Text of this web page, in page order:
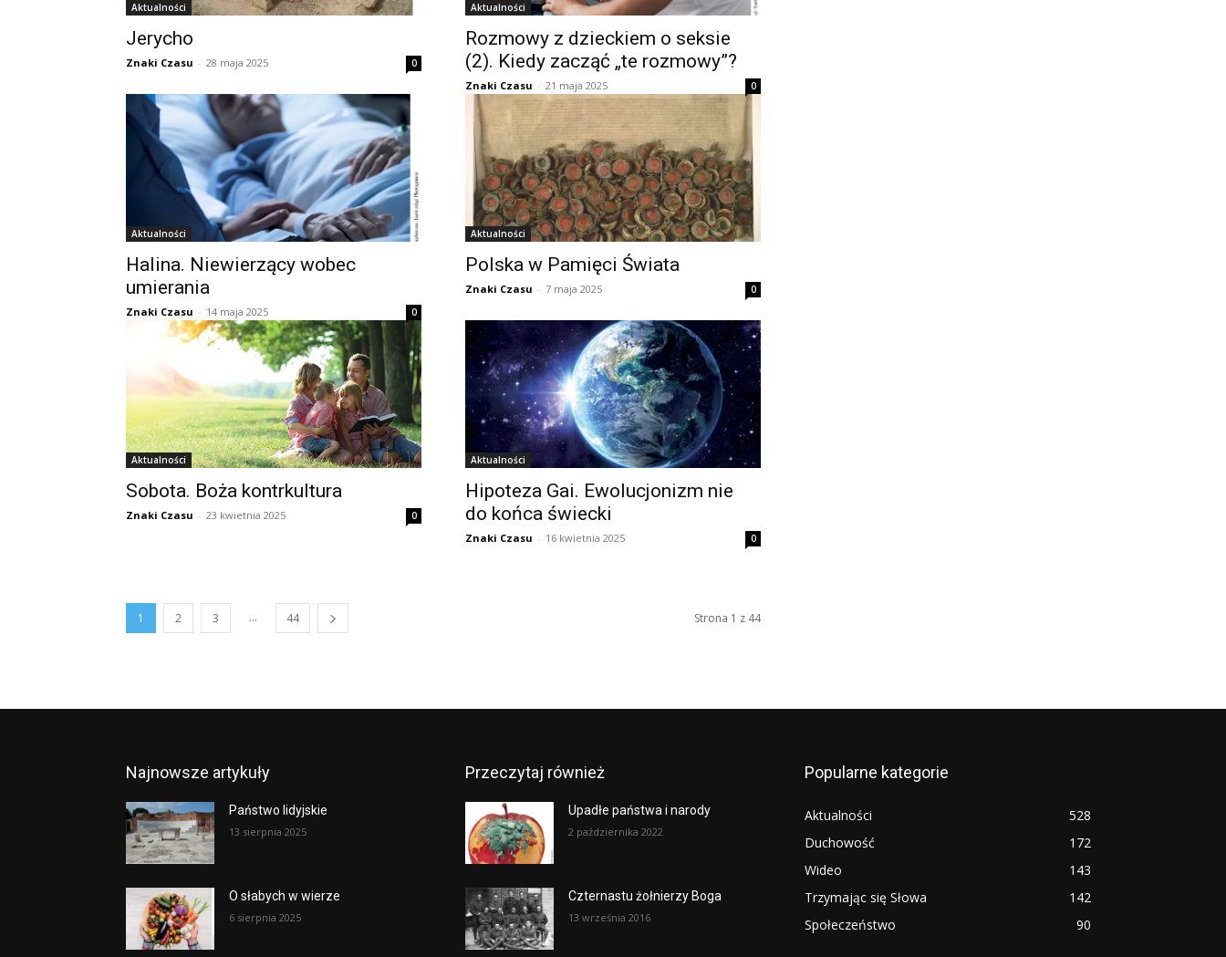
Aktualności
Jerycho
Znaki Czasu - 28 maja 2025 0
Aktualności
Rozmowy z dzieckiem o seksie
(2). Kiedy zacząć „te rozmowy”?
Znaki Czasu - 21 maja 2025 0
Aktualności
Halina. Niewierzący wobec
umierania
Znaki Czasu - 14 maja 2025 0
Aktualności
Polska w Pamięci Świata
Znaki Czasu - 7 maja 2025 0
Aktualności
Sobota. Boża kontrkultura
Znaki Czasu - 23 kwietnia 2025 0
Aktualności
Hipoteza Gai. Ewolucjonizm nie
do końca świecki
Znaki Czasu - 16 kwietnia 2025 0
1 2 3 ... 44 Strona 1 z 44
Najnowsze artykuły
Państwo lidyjskie
13 sierpnia 2025
O słabych w wierze
6 sierpnia 2025
Przeczytaj również
Upadłe państwa i narody
2 października 2022
Czternastu żołnierzy Boga
13 września 2016
Popularne kategorie
Aktualności
528
Duchowość
172
Wideo
143
Trzymając się Słowa
142
Społeczeństwo
90